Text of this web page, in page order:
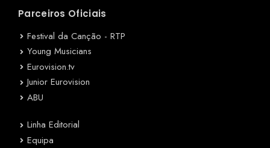
Parceiros Oficiais
Festival da Canção - RTP
Young Musicians
Eurovision.tv
Junior Eurovision
ABU
Linha Editorial
Equipa